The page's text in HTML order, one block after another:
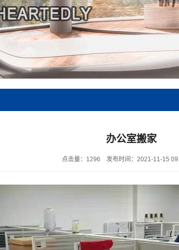
办公室搬家
点击量：1296 发布时间：2021-11-15